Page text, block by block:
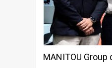
MANITOU